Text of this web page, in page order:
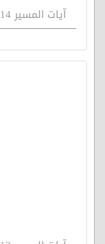
آيات المسير 14